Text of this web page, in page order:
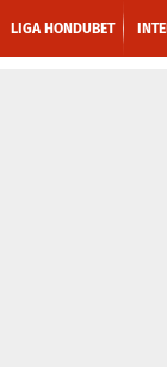
LIGA HONDUBET